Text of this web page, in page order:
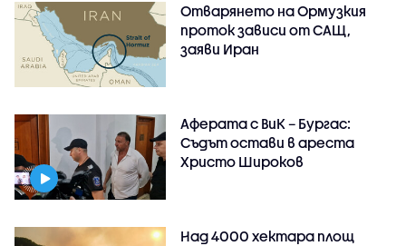
Отварянето на Ормузкия
проток зависи от САЩ,
заяви Иран
Аферата с ВиК – Бургас:
Съдът остави в ареста
Христо Широков
Над 4000 хектара площ